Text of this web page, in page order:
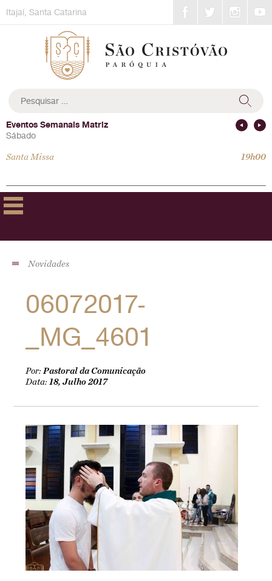
toItajaí, Santa Catarina
por:
Eventos Semanais Matriz
Sábado
Santa Missa 19h00
Novidades
06072017-
_MG_4601
Por:Pastoral da Comunicação
Data:18, Julho 2017